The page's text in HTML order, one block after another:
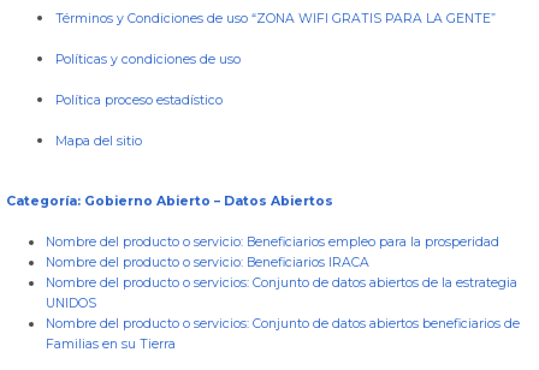
Términos y Condiciones de uso “ZONA WIFI GRATIS PARA LA GENTE”
Políticas y condiciones de uso
Política proceso estadístico
Mapa del sitio
Categoría: Gobierno Abierto – Datos Abiertos
Nombre del producto o servicio: Beneficiarios empleo para la prosperidad
Nombre del producto o servicio: Beneficiarios IRACA
Nombre del producto o servicios: Conjunto de datos abiertos de la estrategia
UNIDOS
Nombre del producto o servicios: Conjunto de datos abiertos beneficiarios de
Familias en su Tierra